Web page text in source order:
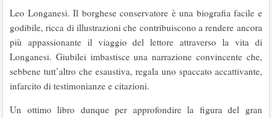
Leo Longanesi. Il borghese conservatore è una biografia facile e
godibile, ricca di illustrazioni che contribuiscono a rendere ancora
più appassionante il viaggio del lettore attraverso la vita di
Longanesi. Giubilei imbastisce una narrazione convincente che,
sebbene tutt’altro che esaustiva, regala uno spaccato accattivante,
infarcito di testimonianze e citazioni.
Un ottimo libro dunque per approfondire la figura del gran